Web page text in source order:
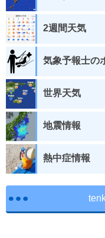
2週間天気
気象予報士の
世界天気
地震情報
熱中症情報